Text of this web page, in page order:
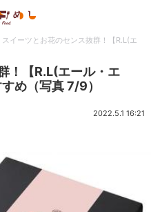
スイーツとお花のセンス抜群！【R.L(エ
！【R.L(エール・エ
め（写真 7/9）
2022.5.1 16:21